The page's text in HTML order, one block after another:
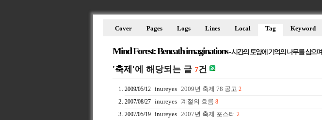
Mind Forest: Beneath imaginations- 시간의 토양에 기억의 나무를 심으며
Cover Pages Logs Lines Local Tag Keyword
'축제'에 해당되는 글 7건
2009/05/12 inureyes 2009년 축제 78 공고 2
2007/08/27 inureyes 계절의 흐름 8
2007/05/19 inureyes 2007년 축제 포스터 2